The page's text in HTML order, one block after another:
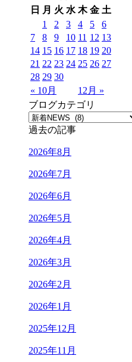
日
月 火 水 木 金 土
« 10月 12月 »
1 2 3 4 5
6
7
8 9 10 11 12 13
14 15 16 17 18 19 20
21 22 23 24 25 26 27
28 29 30
ブログカテゴリ
過去の記事
2026年8月
2026年7月
2026年6月
2026年5月
2026年4月
2026年3月
2026年2月
2026年1月
2025年12月
2025年11月